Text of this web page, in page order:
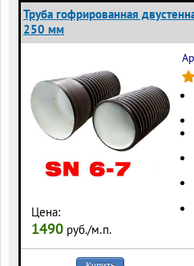
Труба гофрированная
250 мм
Цена:
1490 руб./м.п.